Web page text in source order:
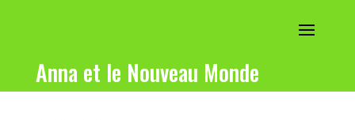
Anna et le Nouveau Monde